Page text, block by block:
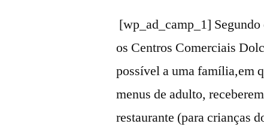
[wp_ad_camp_1]
os Centros Comerciais
possível a uma família,em
menus de adulto,
restaurante (para crianças